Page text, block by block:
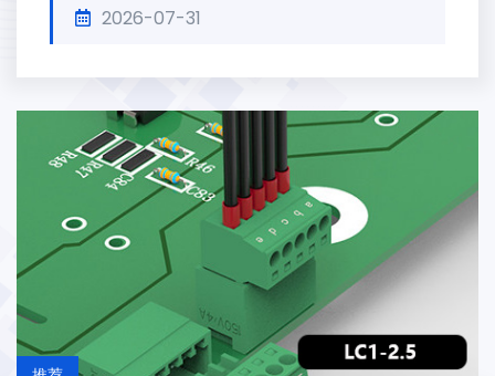
2026-07-31